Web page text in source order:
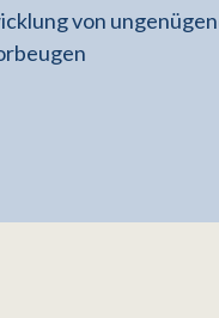
von